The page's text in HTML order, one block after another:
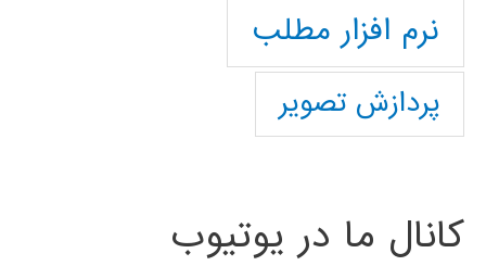
نرم افزار مطلب
پردازش تصویر
کانال ما در یوتیوب